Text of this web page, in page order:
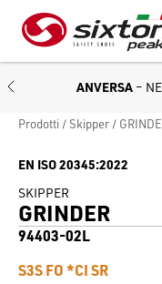
ANVERSA –
Prodotti Skipper
EN ISO 20345:2022
SKIPPER
GRINDER
94403-02L
S3S FO *CI SR